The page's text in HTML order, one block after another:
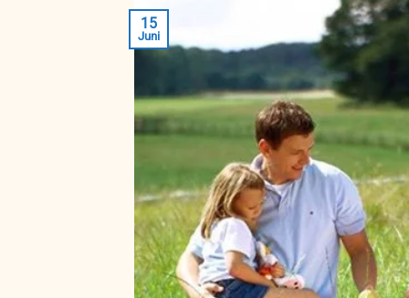
15
Juni